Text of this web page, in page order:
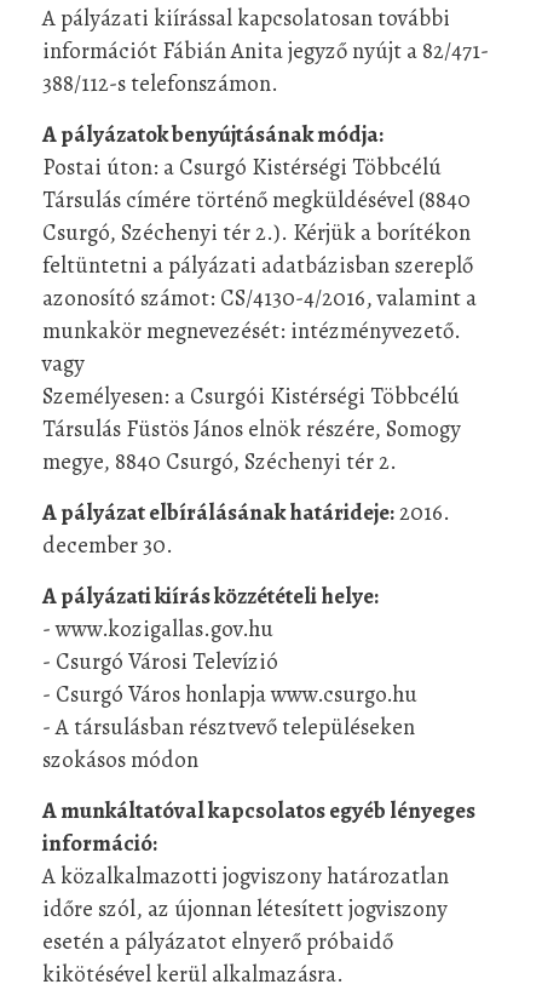
A pályázati kiírással kapcsolatosan további
információt Fábián Anita jegyző nyújt a 82/471-
388/112-s telefonszámon.
A pályázatok benyújtásának módja:
Postai úton: a Csurgó Kistérségi Többcélú
Társulás címére történő megküldésével (8840
Csurgó, Széchenyi tér 2.). Kérjük a borítékon
feltüntetni a pályázati adatbázisban szereplő
azonosító számot: CS/4130-4/2016, valamint a
munkakör megnevezését: intézményvezető.
vagy
Személyesen: a Csurgói Kistérségi Többcélú
Társulás Füstös János elnök részére, Somogy
megye, 8840 Csurgó, Széchenyi tér 2.
A pályázat elbírálásának határideje:2016.
december 30.
A pályázati kiírás közzétételi helye:
- www.kozigallas.gov.hu
- Csurgó Városi Televízió
- Csurgó Város honlapja www.csurgo.hu
- A társulásban résztvevő településeken
szokásos módon
A munkáltatóval kapcsolatos egyéb lényeges
információ:
A közalkalmazotti jogviszony határozatlan
időre szól, az újonnan létesített jogviszony
esetén a pályázatot elnyerő próbaidő
kikötésével kerül alkalmazásra.